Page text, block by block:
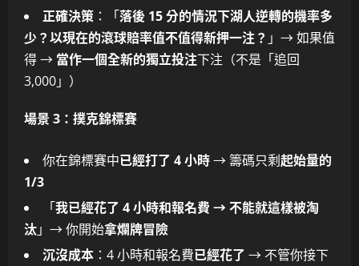
正確決策 ：「落後 15 分的情況下湖人逆轉的機率多
少？以現在的滾球賠率值不值得新押一注？ 」→ 如果值
得 → 當作一個全新的獨立投注下注（不是「追回
3,000」）
場景 3：撲克錦標賽
你在錦標賽中已經打了 4 小時→ 籌碼只剩起始量的
1/3
「我已經花了 4 小時和報名費 → 不能就這樣被淘
汰」→ 你開始拿爛牌冒險
沉沒成本 ：4 小時和報名費已經花了 → 不管你接下